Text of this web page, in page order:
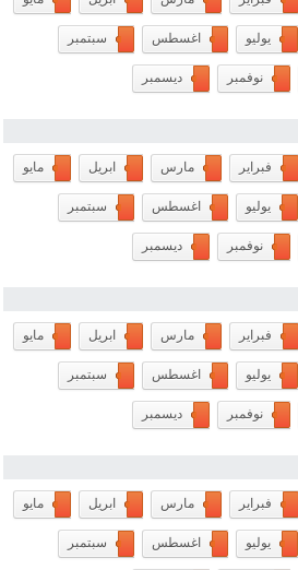
يوليو اغسطس سبتمبر
نوفمبر ديسمبر
فبراير مارس ابريل مايو
يوليو اغسطس سبتمبر
نوفمبر ديسمبر
فبراير مارس ابريل مايو
يوليو اغسطس سبتمبر
نوفمبر ديسمبر
فبراير مارس ابريل مايو
يوليو اغسطس سبتمبر